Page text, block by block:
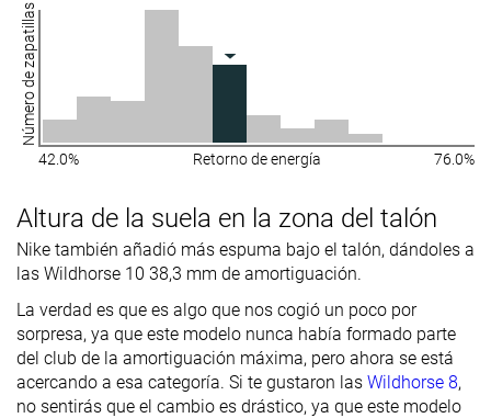
Número de zapatillas
42.0% Retorno de energía 76.0%
Altura de la suela en la zona del talón
Nike también añadió más espuma bajo el talón, dándoles a
las Wildhorse 10 38,3 mm de amortiguación.
La verdad es que es algo que nos cogió un poco por
sorpresa, ya que este modelo nunca había formado parte
del club de la amortiguación máxima, pero ahora se está
acercando a esa categoría. Si te gustaron las Wildhorse 8,
no sentirás que el cambio es drástico, ya que este modelo